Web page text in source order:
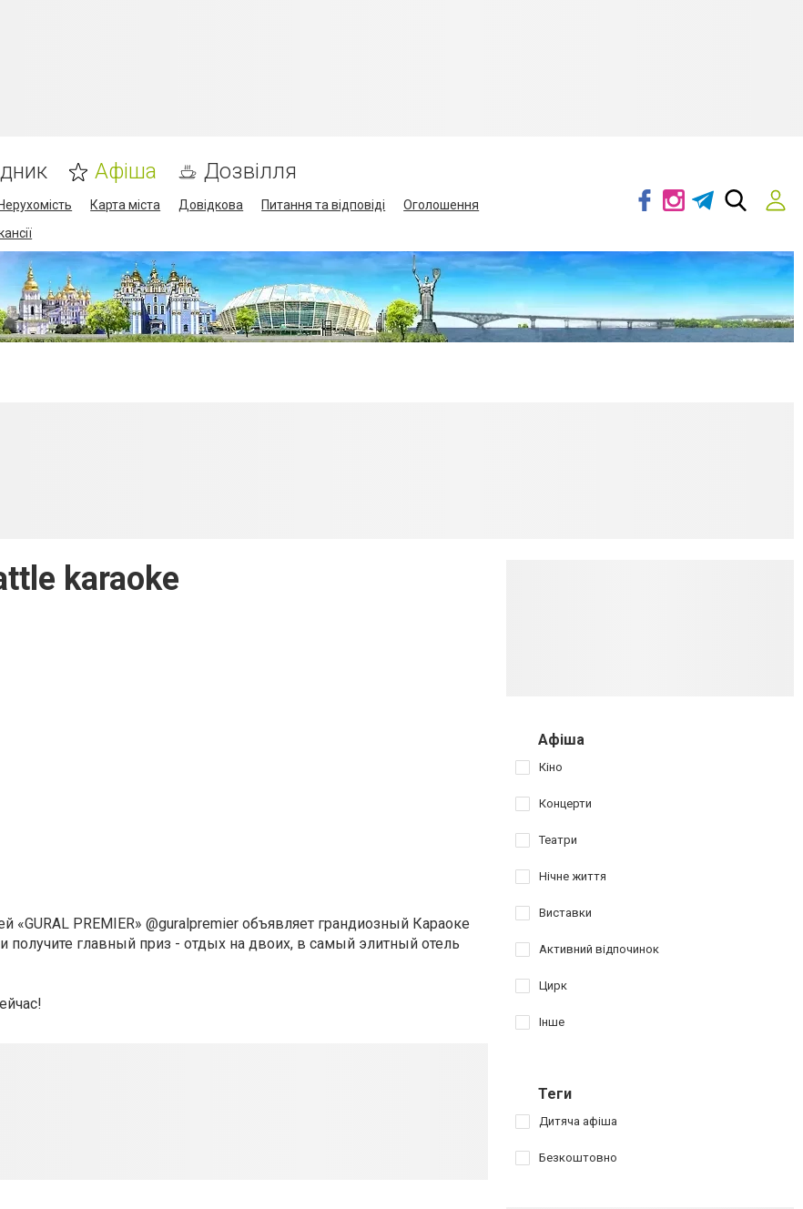
Афіша Дозвілля
Нерухомість Карта міста Довідкова Питання та відповіді
Оголошення
karaoke
PREMIER» @guralpremier объявляет грандиозный Караоке
главный приз - отдых на двоих, в самый элитный отель
Афіша
Кіно
Концерти
Театри
Нічне життя
Виставки
Активний відпочинок
Цирк
Інше
Теги
Дитяча афіша
Безкоштовно